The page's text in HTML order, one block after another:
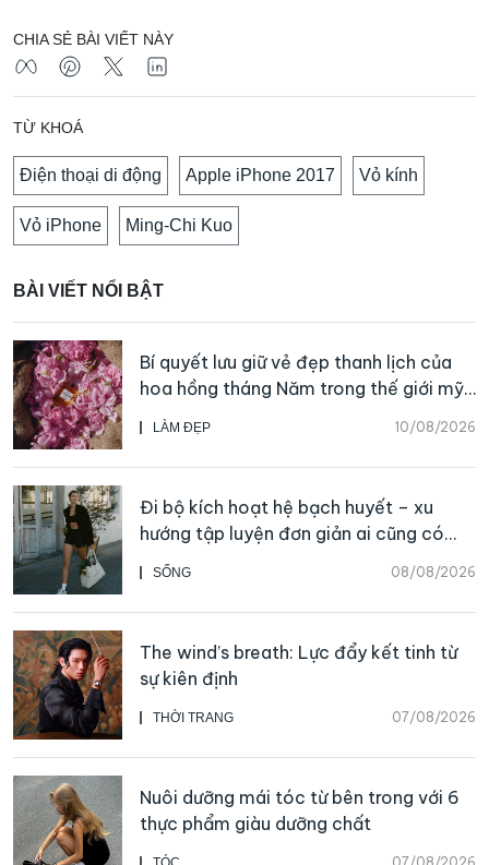
CHIA SẺ BÀI VIẾT NÀY
TỪ KHOÁ
Điện thoại di động Apple iPhone 2017 Vỏ kính
Vỏ iPhone Ming-Chi Kuo
BÀI VIẾT NỔI BẬT
LÀM ĐẸP 10/08/2026
Bí quyết lưu giữ vẻ đẹp thanh lịch của
hoa hồng tháng Năm trong thế giới mỹ
phẩm và nước hoa CHANEL
SỐNG 08/08/2026
Đi bộ kích hoạt hệ bạch huyết – xu
hướng tập luyện đơn giản ai cũng có
thể bắt đầu
THỜI TRANG 07/08/2026
The wind’s breath: Lực đẩy kết tinh từ
sự kiên định
Nuôi dưỡng mái tóc từ bên trong với 6
thực phẩm giàu dưỡng chất